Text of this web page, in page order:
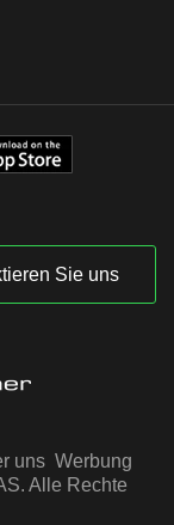
Sie uns
uns Werbung
Alle Rechte